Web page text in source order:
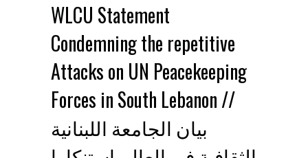
WLCU Statement
Condemning the repetitive
Attacks on UN Peacekeeping
Forces in South Lebanon //
بيان الجامعة اللبنانية